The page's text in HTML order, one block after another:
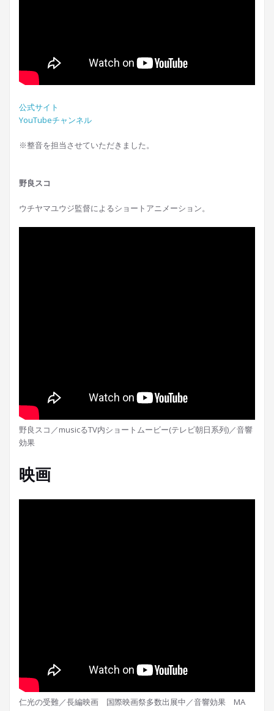
公式サイト
YouTubeチャンネル
※整音を担当させていただきました。
野良スコ
ウチヤマユウジ監督によるショートアニメーション。
野良スコ／musicるTV内ショートムービー(テレビ朝日系列)／音響
効果
映画
仁光の受難／長編映画 国際映画祭多数出展中／音響効果 MA